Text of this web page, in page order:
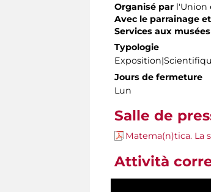
Organisé par l'Union
Avec le parrainage
Services aux musées
Typologie
Jours de fermeture
Lun
Salle de
Matema(n)tica. La
Attività